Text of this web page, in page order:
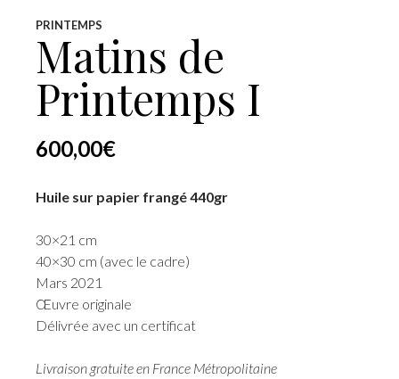
PRINTEMPS
Matins de
Printemps I
600,00€
Huile sur papier frangé 440gr
30×21 cm
40×30 cm (avec le cadre)
Mars 2021
Œuvre originale
Délivrée avec un certificat
Livraison gratuite en France Métropolitaine